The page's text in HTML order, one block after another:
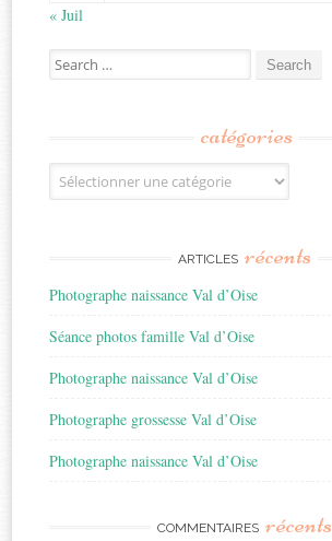
« Juil
Search
for:
catégories
Catégories
ARTICLES récents
Photographe naissance Val d’Oise
Séance photos famille Val d’Oise
Photographe naissance Val d’Oise
Photographe grossesse Val d’Oise
Photographe naissance Val d’Oise
COMMENTAIRES récents